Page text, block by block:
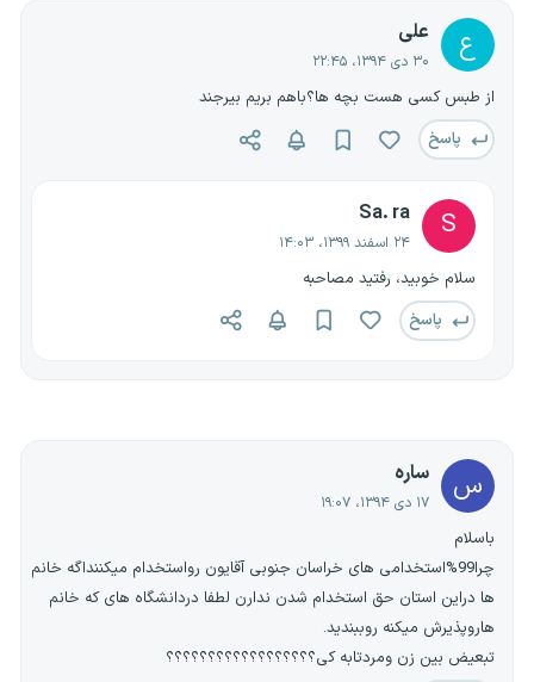
ع علی
۳۰ دی ۱۳۹۴، ۲۲:۴۵
از طبس کسی هست بچه ها؟باهم بریم بیرجند
پاسخ
S
Sa. ra
۲۴ اسفند ۱۳۹۹، ۱۴:۰۳
سلام خوبید، رفتید مصاحبه
پاسخ
س ساره
۱۷ دی ۱۳۹۴، ۱۹:۰۷
باسلام
چرا99%استخدامی های خراسان جنوبی آقایون رواستخدام میکننداگه خانم
ها دراین استان حق استخدام شدن ندارن لطفا دردانشگاه های که خانم
هاروپذیرش میکنه روببندید.
تبعیض بین زن ومردتابه کی؟؟؟؟؟؟؟؟؟؟؟؟؟؟؟؟؟؟